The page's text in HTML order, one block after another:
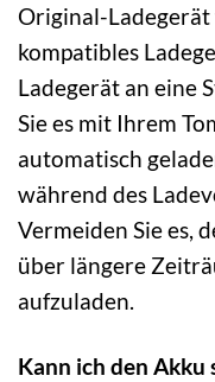
Original-Ladegerät
kompatibles
Ladegerät an eine
Sie es mit Ihrem
automatisch
während des
Vermeiden Sie es,
über längere
aufzuladen.
Kann ich den Akku